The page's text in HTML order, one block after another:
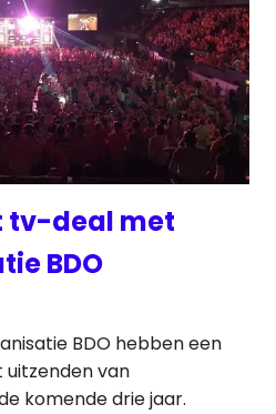
tv-deal met
BDO
BDO hebben een
van
komende drie jaar.